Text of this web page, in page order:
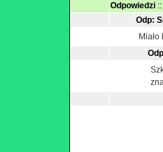
Odpowiedzi ::
Odp: